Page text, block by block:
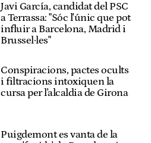
Javi García, candidat del PSC
a Terrassa: "Sóc l'únic que pot
influir a Barcelona, Madrid i
Brussel·les"
Conspiracions, pactes ocults
i filtracions intoxiquen la
cursa per l'alcaldia de Girona
Puigdemont es vanta de la